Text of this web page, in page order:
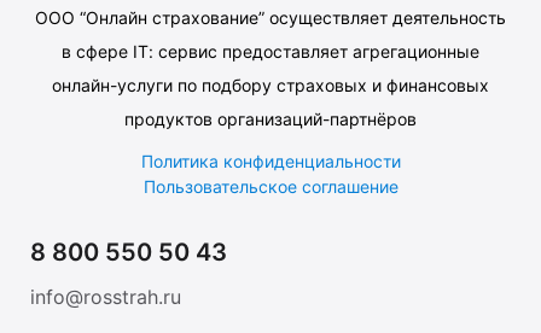
ООО “Онлайн страхование” осуществляет деятельность
в сфере IT: сервис предоставляет агрегационные
онлайн-услуги по подбору страховых и финансовых
продуктов организаций-партнёров
Политика конфиденциальности
Пользовательское соглашение
8 800 550 50 43
info@rosstrah.ru